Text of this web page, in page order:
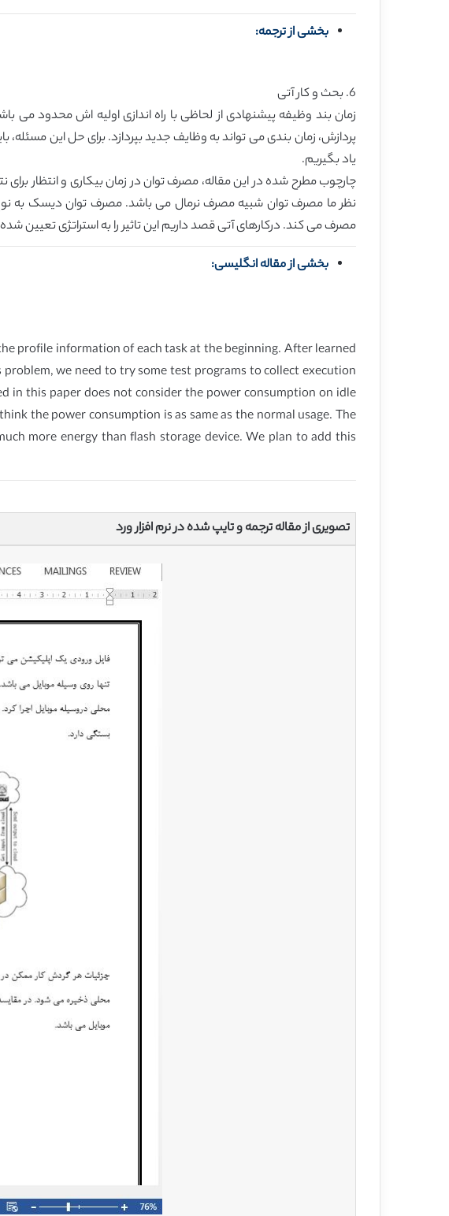
بخشی از ترجمه:
6. بحث و کار آتی
زمان بند وظیفه پیشنهادی از لحاظی با راه اندازی اولیه اش محدود می
پردازش، زمان بندی می تواند به وظایف جدید بپردازد. برای حل این مسئله،
یاد بگیریم.
چارچوب مطرح شده در این مقاله، مصرف توان در زمان بیکاری و انتظار
مصرف می کند. درکارهای آتی قصد داریم این تاثیر را به استراتژی تعیین
بخشی از مقاله انگلیسی:
profile information of each task at the beginning. After learned
we need to try some test programs to collect execution
in this paper does not consider the power consumption on idle
the power consumption is as same as the normal usage. The
more energy than flash storage device. We plan to add this
تصویری از مقاله ترجمه و تایپ شده در نرم افزار ورد